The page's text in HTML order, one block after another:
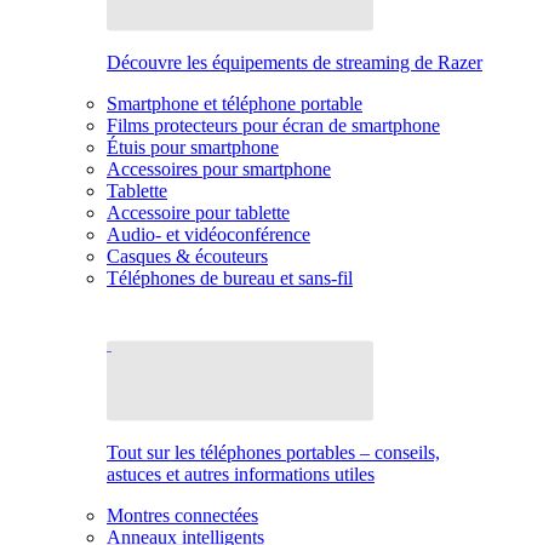
Découvre les équipements de streaming de Razer
Smartphone et téléphone portable
Films protecteurs pour écran de smartphone
Étuis pour smartphone
Accessoires pour smartphone
Tablette
Accessoire pour tablette
Audio- et vidéoconférence
Casques & écouteurs
Téléphones de bureau et sans-fil
Tout sur les téléphones portables – conseils,
astuces et autres informations utiles
Montres connectées
Anneaux intelligents